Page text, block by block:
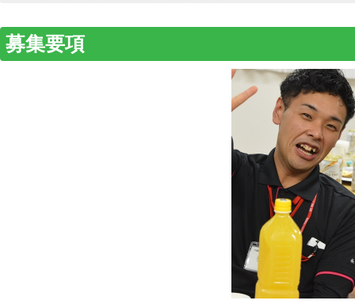
募集要項